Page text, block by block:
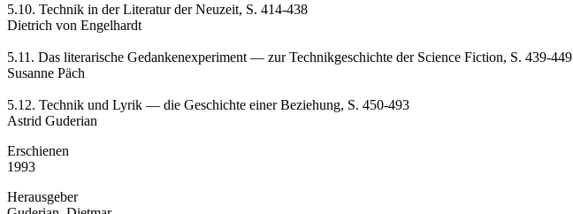
5.10. Technik in der Literatur der Neuzeit, S. 414-438
Dietrich von Engelhardt
5.11. Das literarische Gedankenexperiment — zur Technikgeschichte der Science Fiction, S. 439-449
Susanne Päch
5.12. Technik und Lyrik — die Geschichte einer Beziehung, S. 450-493
Astrid Guderian
Erschienen
1993
Herausgeber